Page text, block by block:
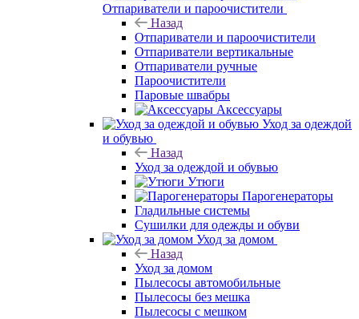
Отпариватели и пароочистители
Назад
Отпариватели и пароочистители
Отпариватели вертикальные
Отпариватели ручные
Пароочистители
Паровые швабры
Аксессуары
Уход за одеждой
и обувью
Назад
Уход за одеждой и обувью
Утюги
Парогенераторы
Гладильные системы
Сушилки для одежды и обуви
Уход за домом
Назад
Уход за домом
Пылесосы автомобильные
Пылесосы без мешка
Пылесосы с мешком